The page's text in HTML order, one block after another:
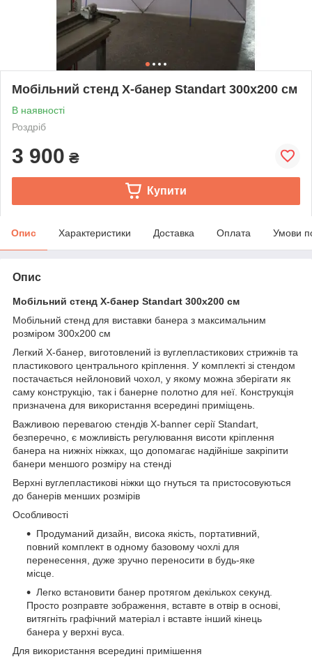
Мобільний стенд X-банер Standart 300х200 см
В наявності
Роздріб
3 900 ₴
Купити
Опис Характеристики Доставка Оплата Умови
Опис
Мобільний стенд X-банер Standart 300х200 см
Мобільний стенд для виставки банера з максимальним
розміром 300х200 см
Легкий X-банер, виготовлений із вуглепластикових стрижнів та
пластикового центрального кріплення. У комплекті зі стендом
постачається нейлоновий чохол, у якому можна зберігати як
саму конструкцію, так і банерне полотно для неї. Конструкція
призначена для використання всередині приміщень.
Важливою перевагою стендів X-banner серії Standart,
безперечно, є можливість регулювання висоти кріплення
банера на нижніх ніжках, що допомагає надійніше закріпити
банери меншого розміру на стенді
Верхні вуглепластикові ніжки що гнуться та пристосовуються
до банерів менших розмірів
Особливості
Продуманий дизайн, висока якість, портативний,
повний комплект в одному базовому чохлі для
перенесення, дуже зручно переносити в будь-яке
місце.
Легко встановити банер протягом декількох секунд.
Просто розправте зображення, вставте в отвір в основі,
витягніть графічний матеріал і вставте інший кінець
банера у верхні вуса.
Для використання всередині примішення